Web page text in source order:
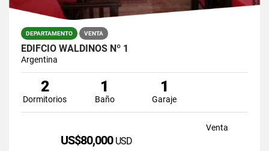
DEPARTAMENTO VENTA
EDIFCIO WALDINOS Nº 1
Argentina
2
Dormitorios
1
Baño
1
Garaje
Venta
US$80,000 USD